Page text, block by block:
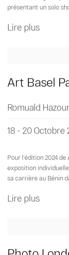
présentant un solo
Lire plus
Art Basel
Romuald
18 - 20 Octobre
Pour l’édition 2024
exposition
sa carrière au Bénin
Lire plus